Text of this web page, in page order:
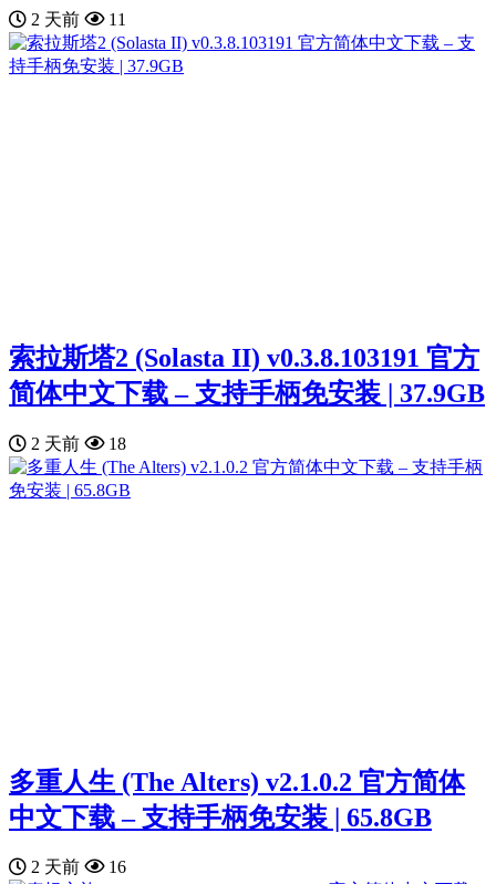
2 天前 11
索拉斯塔2 (Solasta II) v0.3.8.103191 官方
简体中文下载 – 支持手柄免安装 | 37.9GB
2 天前 18
多重人生 (The Alters) v2.1.0.2 官方简体
中文下载 – 支持手柄免安装 | 65.8GB
2 天前 16